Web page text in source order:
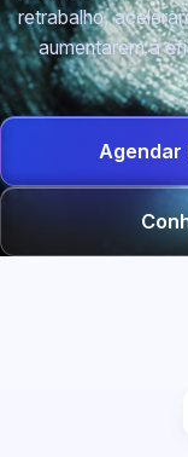
retrabalho,
aumentarem a
Agendar